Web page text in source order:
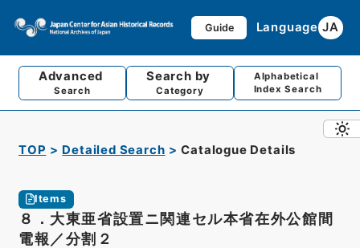
Guide Language JA
Advanced
Search
Search by
Category
Alphabetical
Index Search
TOP Detailed Search Catalogue Details
Items
８．大東亜省設置ニ関連セル本省在外公館間
電報／分割２